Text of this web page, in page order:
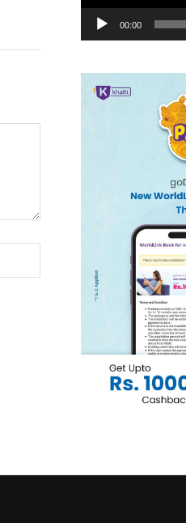
00:00